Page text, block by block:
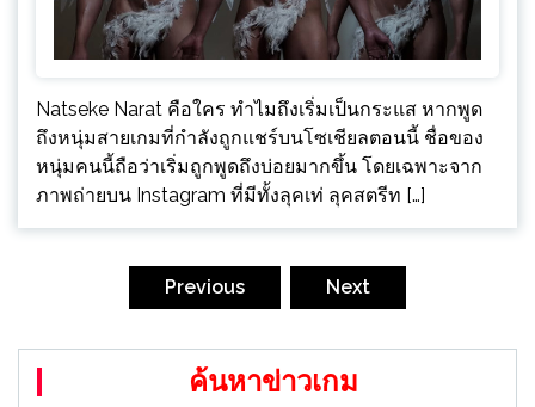
Natseke Narat คือใคร ทำไมถึงเริ่มเป็นกระแส หากพูด
ถึงหนุ่มสายเกมที่กำลังถูกแชร์บนโซเชียลตอนนี้ ชื่อของ
หนุ่มคนนี้ถือว่าเริ่มถูกพูดถึงบ่อยมากขึ้น โดยเฉพาะจาก
ภาพถ่ายบน Instagram ที่มีทั้งลุคเท่ ลุคสตรีท […]
Previous Next
ค้นหาข่าวเกม